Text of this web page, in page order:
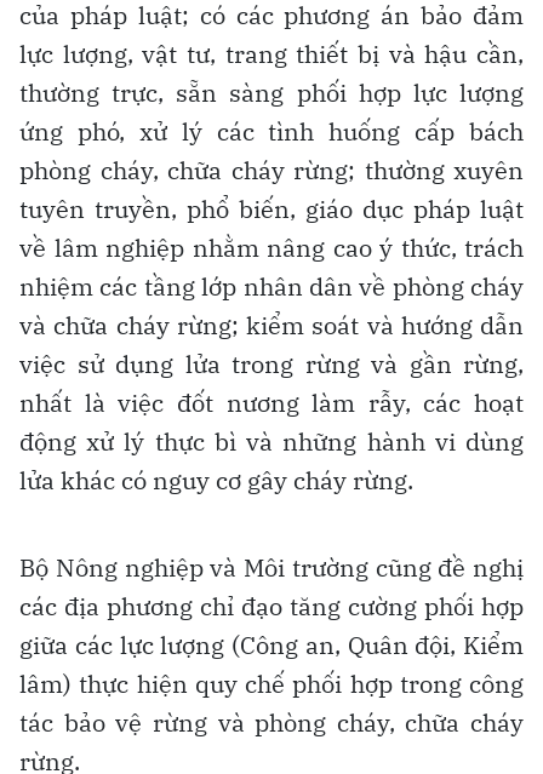
của pháp luật; có các phương án bảo đảm
lực lượng, vật tư, trang thiết bị và hậu cần,
thường trực, sẵn sàng phối hợp lực lượng
ứng phó, xử lý các tình huống cấp bách
phòng cháy, chữa cháy rừng; thường xuyên
tuyên truyền, phổ biến, giáo dục pháp luật
về lâm nghiệp nhằm nâng cao ý thức, trách
nhiệm các tầng lớp nhân dân về phòng cháy
và chữa cháy rừng; kiểm soát và hướng dẫn
việc sử dụng lửa trong rừng và gần rừng,
nhất là việc đốt nương làm rẫy, các hoạt
động xử lý thực bì và những hành vi dùng
lửa khác có nguy cơ gây cháy rừng.
Bộ Nông nghiệp và Môi trường cũng đề nghị
các địa phương chỉ đạo tăng cường phối hợp
giữa các lực lượng (Công an, Quân đội, Kiểm
lâm) thực hiện quy chế phối hợp trong công
tác bảo vệ rừng và phòng cháy, chữa cháy
rừng.